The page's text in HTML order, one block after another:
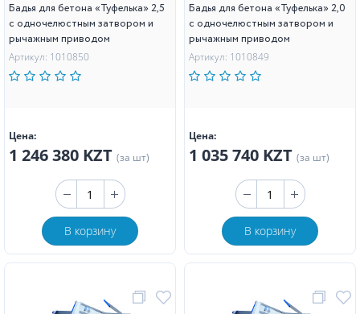
Бадья для бетона «Туфелька» 2,5
с одночелюстным затвором и
рычажным приводом
Артикул: 1010850
Цена:
1 246 380 KZT (за шт)
В корзину
Бадья для бетона «Туфелька» 2,0
с одночелюстным затвором и
рычажным приводом
Артикул: 1010849
Цена:
1 035 740 KZT (за шт)
В корзину